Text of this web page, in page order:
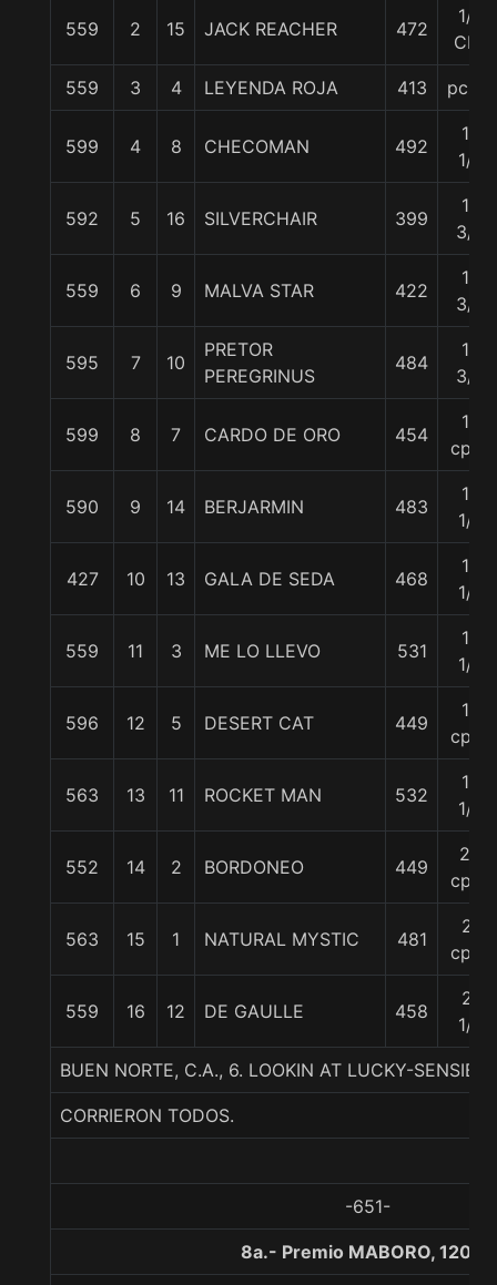
559 2 15 JACK REACHER 472
1/2
Cbz
559 3 4 LEYENDA ROJA 413 pczo.
599 4 8 CHECOMAN 492
10
1/4
592 5 16 SILVERCHAIR 399
10
3/4
559 6 9 MALVA STAR 422
10
3/4
595 7 10
PRETOR
PEREGRINUS
484
10
3/4
599 8 7 CARDO DE ORO 454
14
cpos
590 9 14 BERJARMIN 483
14
1/2
427 10 13 GALA DE SEDA 468
14
1/2
559 11 3 ME LO LLEVO 531
16
1/2
596 12 5 DESERT CAT 449
18
cpos
563 13 11 ROCKET MAN 532
19
1/2
552 14 2 BORDONEO 449
20
cpos
563 15 1 NATURAL MYSTIC 481
21
cpos
559 16 12 DE GAULLE 458
21
1/2
BUEN NORTE, C.A., 6. LOOKIN AT LUCKY-
CORRIERON TODOS.
-651-
8a.- Premio MABORO, 1200